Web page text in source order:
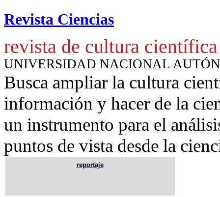
Revista Ciencias
revista de cultura científica
UNIVERSIDAD NACIONAL
Busca ampliar la cultura
información y hacer de la
un instrumento para el
puntos de vista desde la
reportaje